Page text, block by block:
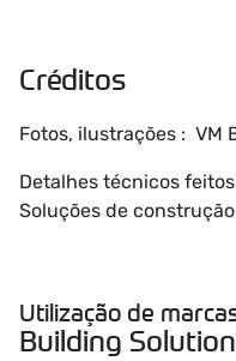
Créditos
Fotos, ilustrações : VM
Detalhes técnicos
Soluções de
Utilização de
Building